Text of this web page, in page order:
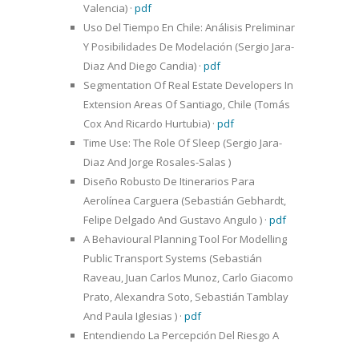
Valencia) · pdf
Uso Del Tiempo En Chile: Análisis Preliminar
Y Posibilidades De Modelación (Sergio Jara-
Diaz And Diego Candia) · pdf
Segmentation Of Real Estate Developers In
Extension Areas Of Santiago, Chile (Tomás
Cox And Ricardo Hurtubia) · pdf
Time Use: The Role Of Sleep (Sergio Jara-
Diaz And Jorge Rosales-Salas )
Diseño Robusto De Itinerarios Para
Aerolínea Carguera (Sebastián Gebhardt,
Felipe Delgado And Gustavo Angulo ) · pdf
A Behavioural Planning Tool For Modelling
Public Transport Systems (Sebastián
Raveau, Juan Carlos Munoz, Carlo Giacomo
Prato, Alexandra Soto, Sebastián Tamblay
And Paula Iglesias ) · pdf
Entendiendo La Percepción Del Riesgo A